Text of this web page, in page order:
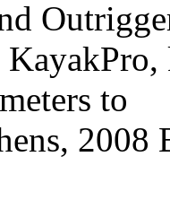
to
2008